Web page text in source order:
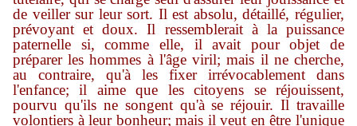
de veiller sur leur sort. Il est absolu, détaillé, régulier,
prévoyant et doux. Il ressemblerait à la puissance
paternelle si, comme elle, il avait pour objet de
préparer les hommes à l'âge viril; mais il ne cherche,
au contraire, qu'à les fixer irrévocablement dans
l'enfance; il aime que les citoyens se réjouissent,
pourvu qu'ils ne songent qu'à se réjouir. Il travaille
volontiers à leur bonheur; mais il veut en être l'unique